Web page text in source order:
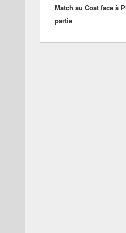
Match au Coat face à
partie